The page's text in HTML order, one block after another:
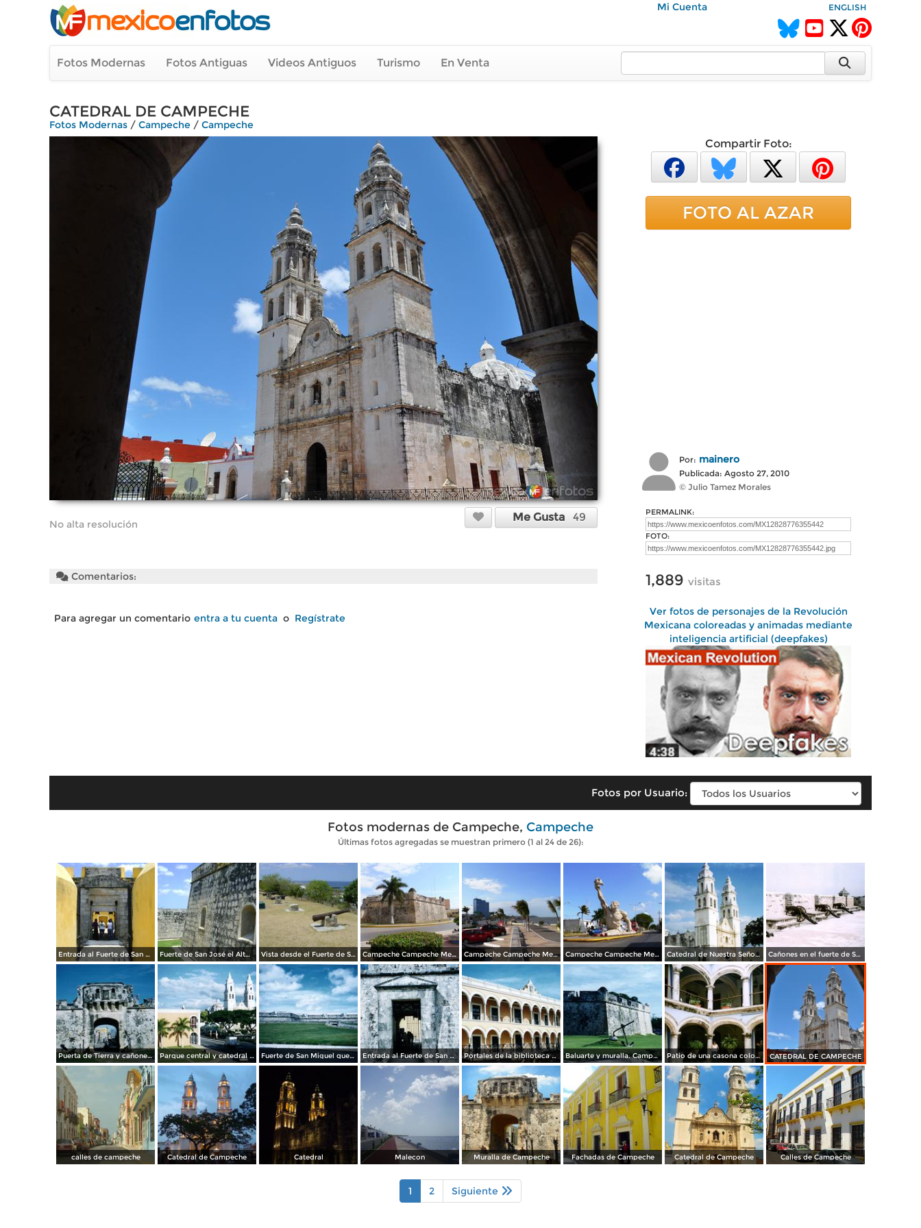
Mi Cuenta ENGLISH
Fotos Modernas Fotos Antiguas Videos Antiguos Turismo En Venta
CATEDRAL DE CAMPECHE
Fotos Modernas / Campeche / Campeche
No alta resolución
Me Gusta 49
Comentarios:
Para agregar un comentario entra a tu cuenta o Regístrate
Compartir Foto:
FOTO AL AZAR
Por: mainero
Publicada: Agosto 27, 2010
© Julio Tamez Morales
PERMALINK:
FOTO:
1,889 visitas
Ver fotos de personajes de la Revolución
Mexicana coloreadas y animadas mediante
inteligencia artificial (deepfakes)
Fotos por Usuario:
Fotos modernas de Campeche, Campeche
Últimas fotos agregadas se muestran primero (1 al 24 de 26):
Entrada al Fuerte de San José el Alto. Abril/2012 Fuerte de San José el Alto. Abril/2012 Vista desde el Fuerte de San José el Alto. Abril/2012 Campeche Campeche Mexico MAVIPOL Campeche Campeche Mexico MAVIPOL Campeche Campeche Mexico MAVIPOL Catedral de Nuestra Señora de la Inmaculada Concepción, siglo XVII. Campeche, Campeche. 2005 Cañones en el fuerte de San Miguel. Campeche, Campeche. 2008
Puerta de Tierra y cañones del siglo XVIII. Campeche, Campeche. 2004 Parque central y catedral de Nuestra Señora de la Inmaculada Concepción. Campeche, Campeche. 2004 Fuerte de San Miguel que alberga el Museo de la Cultura Maya. Campeche, Campeche. 2004 Entrada al Fuerte de San Miguel, siglo XVIII. Campeche, Campeche. 2004 Portales de la biblioteca del estado. Campeche, Campeche. 2004 Baluarte y muralla. Campeche, Campeche. 2004 Patio de una casona colonial, hoy The Italian Coffee Company. Campeche, Campeche CATEDRAL DE CAMPECHE
calles de campeche Catedral de Campeche Catedral Malecon Muralla de Campeche Fachadas de Campeche Catedral de Campeche Calles de Campeche
1 2 Siguiente